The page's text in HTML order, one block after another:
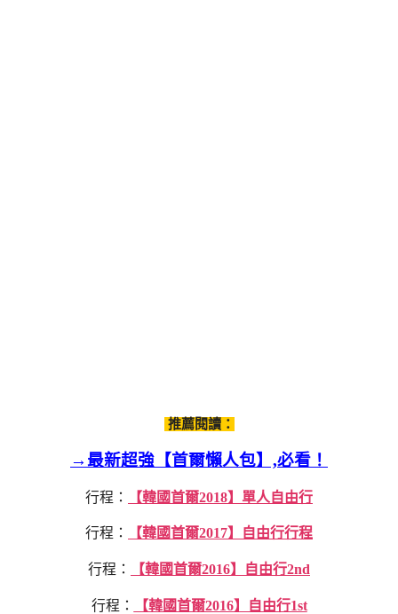
推薦閱讀：
→最新超強【首爾懶人包】,必看！
行程： 【韓國首爾2018】單人自由行
行程： 【韓國首爾2017】自由行行程
行程： 【韓國首爾2016】自由行2nd
行程： 【韓國首爾2016】自由行1st